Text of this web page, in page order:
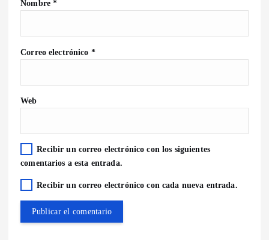
Nombre*
Correo electrónico *
Web
Recibir un correo electrónico con los siguientes
comentarios a esta entrada.
Recibir un correo electrónico con cada nueva entrada.